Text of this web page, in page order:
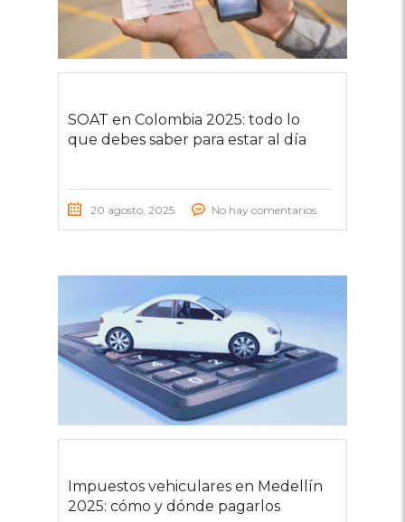
SOAT en Colombia 2025: todo lo
que debes saber para estar al día
20 agosto, 2025 No hay comentarios
Impuestos vehiculares en Medellín
2025: cómo y dónde pagarlos